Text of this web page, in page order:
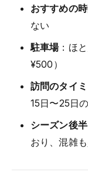
おすすめの
ない
駐車場：ほ
¥500）
訪問のタイ
15日〜25日
シーズン後半
おり、混雑